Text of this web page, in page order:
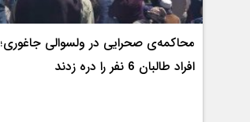
محاکمه‌ی صحرایی در ولسوالی جاغوری؛
افراد طالبان 6 نفر را دره زدند